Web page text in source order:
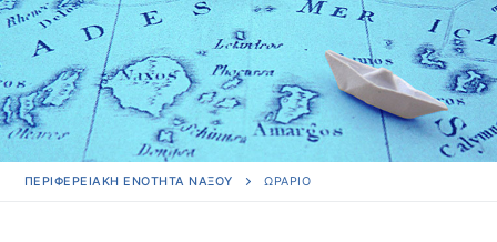
ΠΕΡΙΦΕΡΕΙΑΚΗ ΕΝΟΤΗΤΑ ΝΑΞΟΥ ΩΡΆΡΙΟ